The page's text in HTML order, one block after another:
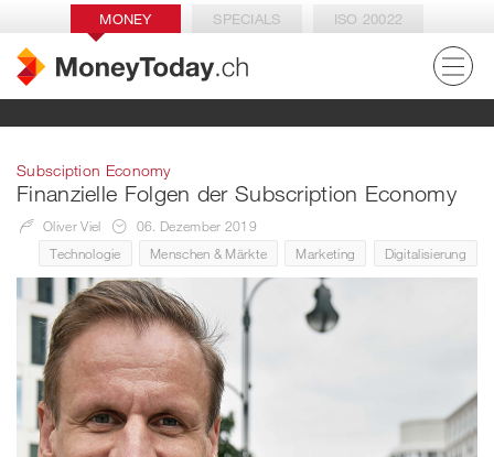
MONEY SPECIALS ISO 20022
Subsciption Economy
Finanzielle Folgen der Subscription Economy
Oliver Viel
06. Dezember 2019
Technologie
Menschen & Märkte Marketing Digitalisierung